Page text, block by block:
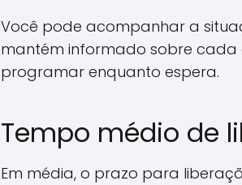
Você pode acompanhar a
mantém informado sobre cada
programar enquanto espera.
Tempo médio de
Em média, o prazo para